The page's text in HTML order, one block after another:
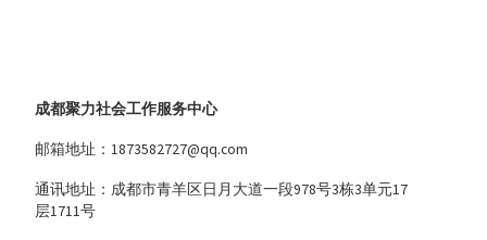
成都聚力社会工作服务中心
邮箱地址：1873582727@qq.com
通讯地址：成都市青羊区日月大道一段978号3栋3单元17
层1711号